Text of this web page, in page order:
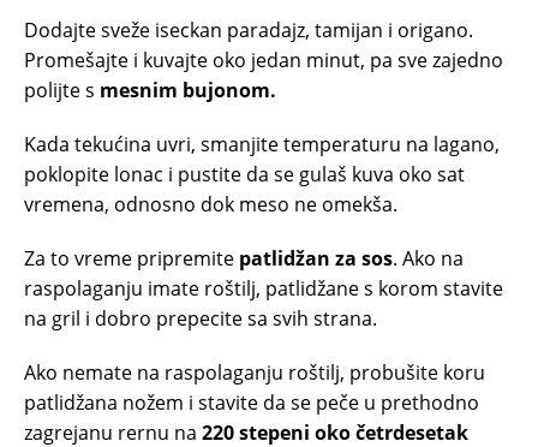
Dodajte sveže iseckan paradajz, tamijan i origano.
Promešajte i kuvajte oko jedan minut, pa sve zajedno
polijte s mesnim bujonom.
Kada tekućina uvri, smanjite temperaturu na lagano,
poklopite lonac i pustite da se gulaš kuva oko sat
vremena, odnosno dok meso ne omekša.
Za to vreme pripremite patlidžan za sos. Ako na
raspolaganju imate roštilj, patlidžane s korom stavite
na gril i dobro prepecite sa svih strana.
Ako nemate na raspolaganju roštilj, probušite koru
patlidžana nožem i stavite da se peče u prethodno
zagrejanu rernu na 220 stepeni oko četrdesetak